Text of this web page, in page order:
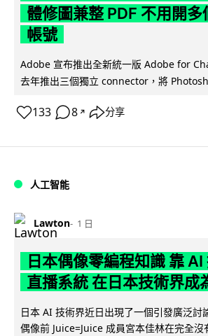
體修圖兼整 PDF 不用開多
帳號
Adobe 宣布推出全新統一版 Adobe for
去年推出三個獨立 connector，將
133 8 ↗ 分享
人工智能
Lawton 1 日
日本偶像零編程知識 靠 AI
直播系統 在日本技術界成
日本 AI 技術界近日出現了一個引發廣泛討
偶像前 Juice=Juice 成員宮本佳林在完全沒